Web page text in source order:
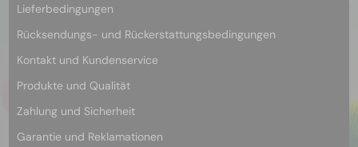
Lieferbedingungen
Rücksendungs- und Rückerstattungsbedingungen
Kontakt und Kundenservice
Produkte und Qualität
Zahlung und Sicherheit
Garantie und Reklamationen